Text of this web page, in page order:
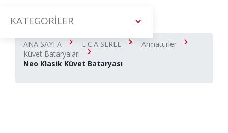
KATEGORİLER
ANA SAYFA E.C.A SEREL
Armatürler
Küvet Bataryaları
Neo Klasik Küvet Bataryası